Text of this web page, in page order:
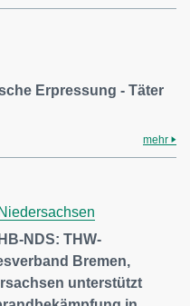
Erpressung - Täter
mehr
NDS: THW-
Bremen,
unterstützt